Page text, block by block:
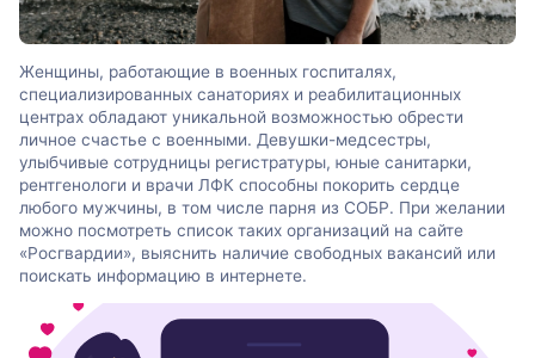
Женщины, работающие в военных госпиталях,
специализированных санаториях и реабилитационных
центрах обладают уникальной возможностью обрести
личное счастье с военными. Девушки-медсестры,
улыбчивые сотрудницы регистратуры, юные санитарки,
рентгенологи и врачи ЛФК способны покорить сердце
любого мужчины, в том числе парня из СОБР. При желании
можно посмотреть список таких организаций на сайте
«Росгвардии», выяснить наличие свободных вакансий или
поискать информацию в интернете.